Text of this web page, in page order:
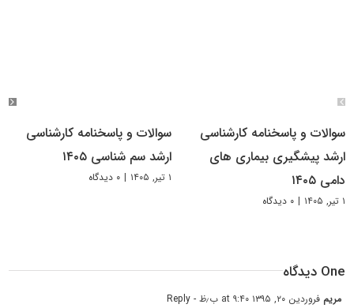
سوالات و پاسخنامه کارشناسی
ارشد پیشگیری بیماری های
دامی ۱۴۰۵
۱ تیر, ۱۴۰۵ | ۰ دیدگاه
سوالات و پاسخنامه کارشناسی
ارشد سم شناسی ۱۴۰۵
۱ تیر, ۱۴۰۵ | ۰ دیدگاه
One دیدگاه
مریم فروردین ۲۰, ۱۳۹۵ at ۹:۴۰ ب٫ظ - Reply